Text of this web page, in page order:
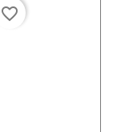
favorite_border